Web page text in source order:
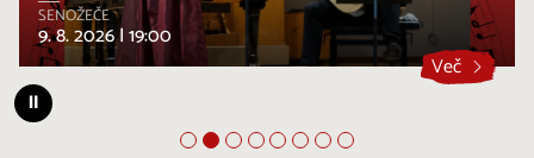
SENOŽEČE
9. 8. 2026 |19:00
Več
⏸